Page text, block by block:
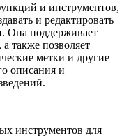
и инструментов,
и редактировать
Она поддерживает
также позволяет
метки и другие
описания и
инструментов для